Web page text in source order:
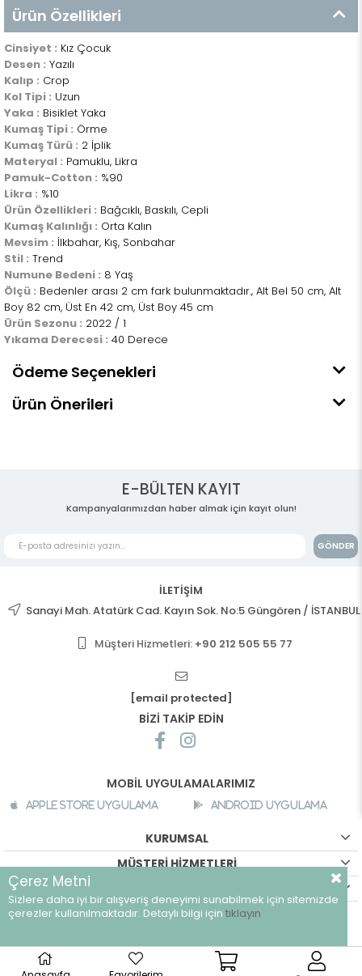
Ürün Özellikleri
Cinsiyet : Kız Çocuk
Desen : Yazılı
Kalıp : Crop
Kol Tipi : Uzun
Yaka : Bisiklet Yaka
Kumaş Tipi : Örme
Kumaş Türü : 2 İplik
Materyal : Pamuklu, Likra
Pamuk-Cotton : %90
Likra : %10
Ürün Özellikleri : Bağcıklı, Baskılı, Cepli
Kumaş Kalınlığı : Orta Kalın
Mevsim : İlkbahar, Kış, Sonbahar
Stil : Trend
Numune Bedeni : 8 Yaş
Ölçü : Bedenler arası 2 cm fark bulunmaktadır., Alt Bel 50 cm, Alt
Boy 82 cm, Üst En 42 cm, Üst Boy 45 cm
Ürün Sezonu : 2022 / 1
Yıkama Derecesi : 40 Derece
Ödeme Seçenekleri
Ürün Önerileri
E-BÜLTEN KAYIT
Kampanyalarımızdan haber almak için kayıt olun!
GÖNDER
İLETİŞİM
Sanayi Mah. Atatürk Cad. Kayın Sok. No:5 Güngören / İSTANBUL
Müşteri Hizmetleri: +90 212 505 55 77
[email protected]
BİZİ TAKİP EDİN
MOBİL UYGULAMALARIMIZ
Apple Store Uygulama Android Uygulama
KURUMSAL
MÜŞTERİ HİZMETLERİ
©breeze.com.tr - Tüm hakları saklıdır.
Çerez Metni
Sizlere daha iyi bir alışveriş deneyimi sunabilmek için sitemizde
çerezler kullanılmaktadır. Detaylı bilgi için tıklayın